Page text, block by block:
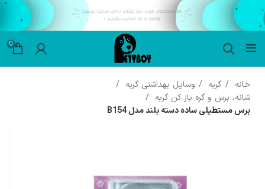
0
خانه گربه
وسایل بهداشتی گربه
شانه، برس و گره باز کن گربه
برس مستطیلی ساده دسته بلند مدل B154